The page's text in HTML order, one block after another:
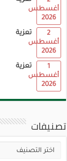
أغسطس
2026
تعزية
2
أغسطس
2026
تعزية
1
أغسطس
2026
تصنيفات
تصنيفات